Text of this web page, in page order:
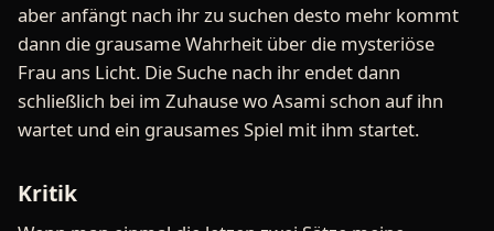
aber anfängt nach ihr zu suchen desto mehr kommt
dann die grausame Wahrheit über die mysteriöse
Frau ans Licht. Die Suche nach ihr endet dann
schließlich bei im Zuhause wo Asami schon auf ihn
wartet und ein grausames Spiel mit ihm startet.
Kritik